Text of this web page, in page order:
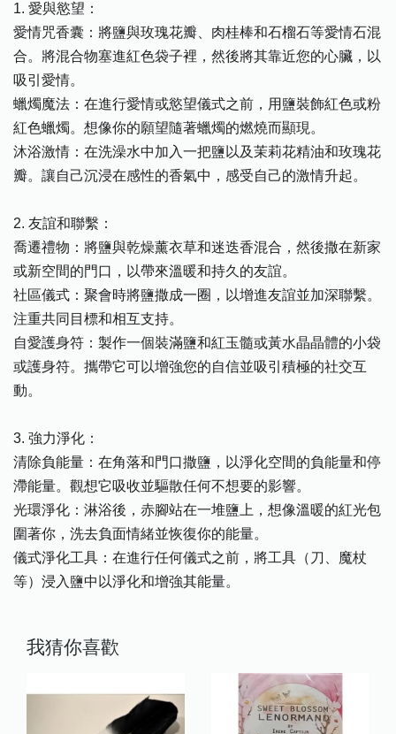
1. 愛與慾望：
愛情咒香囊：將鹽與玫瑰花瓣、肉桂棒和石榴石等愛情石混
合。將混合物塞進紅色袋子裡，然後將其靠近您的心臟，以
吸引愛情。
蠟燭魔法：在進行愛情或慾望儀式之前，用鹽裝飾紅色或粉
紅色蠟燭。想像你的願望隨著蠟燭的燃燒而顯現。
沐浴激情：在洗澡水中加入一把鹽以及茉莉花精油和玫瑰花
瓣。讓自己沉浸在感性的香氣中，感受自己的激情升起。
2. 友誼和聯繫：
喬遷禮物：將鹽與乾燥薰衣草和迷迭香混合，然後撒在新家
或新空間的門口，以帶來溫暖和持久的友誼。
社區儀式：聚會時將鹽撒成一圈，以增進友誼並加深聯繫。
注重共同目標和相互支持。
自愛護身符：製作一個裝滿鹽和紅玉髓或黃水晶晶體的小袋
或護身符。攜帶它可以增強您的自信並吸引積極的社交互
動。
3. 強力淨化：
清除負能量：在角落和門口撒鹽，以淨化空間的負能量和停
滯能量。觀想它吸收並驅散任何不想要的影響。
光環淨化：淋浴後，赤腳站在一堆鹽上，想像溫暖的紅光包
圍著你，洗去負面情緒並恢復你的能量。
儀式淨化工具：在進行任何儀式之前，將工具（刀、魔杖
等）浸入鹽中以淨化和增強其能量。
我猜你喜歡